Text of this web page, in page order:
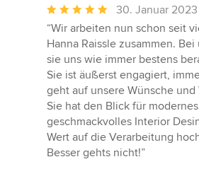
Durchschnittliche
Bewertung:
5
von
5
Sternen
30. Januar 2023
“Wir arbeiten nun schon seit
Hanna Raissle zusammen.
sie uns wie immer bestens
Sie ist äußerst engagiert,
geht auf unsere Wünsche
Sie hat den Blick für
geschmackvolles Interior
Wert auf die Verarbeitung
Besser gehts nicht!”